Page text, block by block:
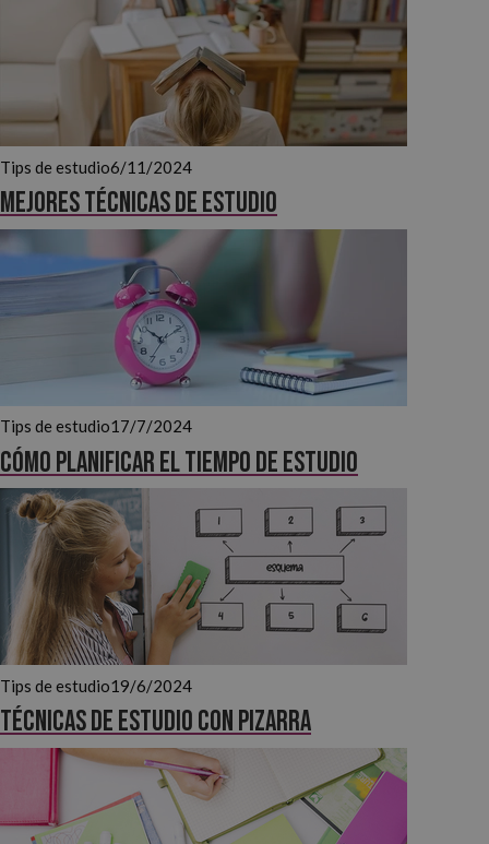
Tips de estudio6/11/2024
Mejores técnicas de estudio
Tips de estudio17/7/2024
Cómo planificar el tiempo de estudio
Tips de estudio19/6/2024
Técnicas de estudio con pizarra